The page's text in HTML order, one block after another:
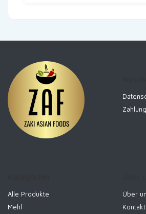
Alle Produkte
Mehl
Über
Kontakt